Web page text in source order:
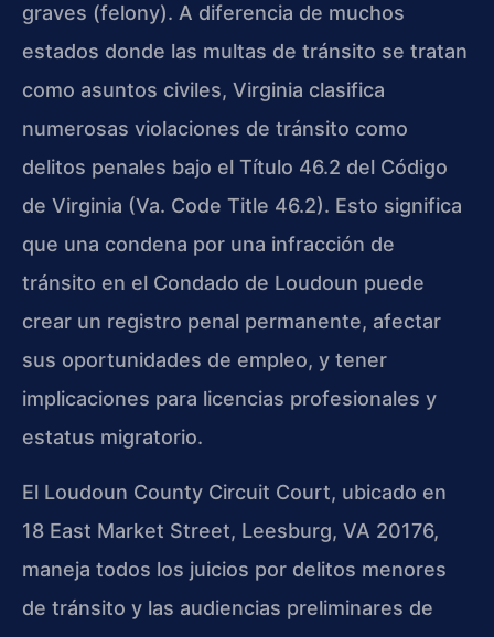
graves (felony). A diferencia de muchos
estados donde las multas de tránsito se tratan
como asuntos civiles, Virginia clasifica
numerosas violaciones de tránsito como
delitos penales bajo el Título 46.2 del Código
de Virginia (Va. Code Title 46.2). Esto significa
que una condena por una infracción de
tránsito en el Condado de Loudoun puede
crear un registro penal permanente, afectar
sus oportunidades de empleo, y tener
implicaciones para licencias profesionales y
estatus migratorio.
El Loudoun County Circuit Court, ubicado en
18 East Market Street, Leesburg, VA 20176,
maneja todos los juicios por delitos menores
de tránsito y las audiencias preliminares de